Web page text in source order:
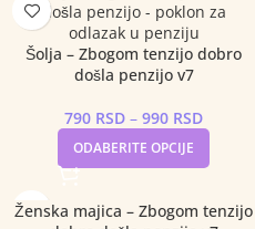
Šolja – Zbogom tenzijo dobro
došla penzijo v7
790 RSD – 990 RSD
ODABERITE OPCIJE
Ženska majica – Zbogom tenzijo